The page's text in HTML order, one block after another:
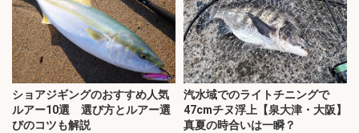
ショアジギングのおすすめ人気
ルアー10選 選び方とルアー選
びのコツも解説
汽水域でのライトチニングで
47cmチヌ浮上【泉大津・大阪】
真夏の時合いは一瞬？